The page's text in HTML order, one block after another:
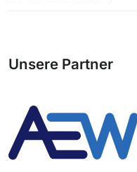
Unsere Partner